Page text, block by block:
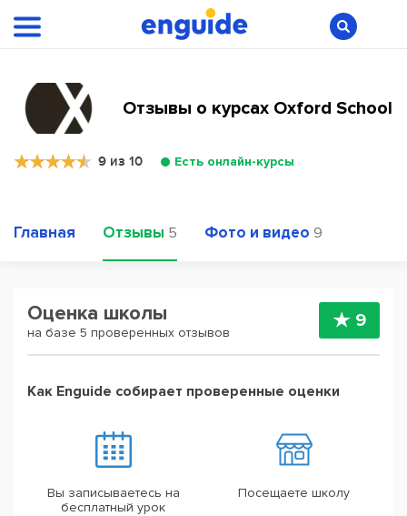
Отзывы о курсах Oxford Schoоl
9 из 10 Есть онлайн-курсы
Главная Отзывы 5 Фото и видео 9
Оценка школы
на базе 5 проверенных отзывов
9
Как Enguide собирает проверенные оценки
Вы записываетесь на
бесплатный урок
Посещаете школу